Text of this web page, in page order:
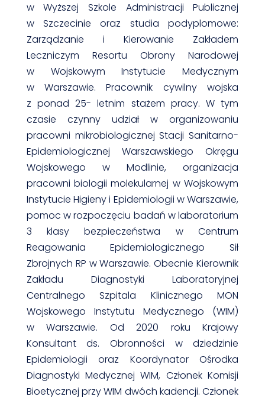
w Wyższej Szkole Administracji Publicznej
w Szczecinie oraz studia podyplomowe:
Zarządzanie i Kierowanie Zakładem
Leczniczym Resortu Obrony Narodowej
w Wojskowym Instytucie Medycznym
w Warszawie. Pracownik cywilny wojska
z ponad 25- letnim stażem pracy. W tym
czasie czynny udział w organizowaniu
pracowni mikrobiologicznej Stacji Sanitarno-
Epidemiologicznej Warszawskiego Okręgu
Wojskowego w Modlinie, organizacja
pracowni biologii molekularnej w Wojskowym
Instytucie Higieny i Epidemiologii w Warszawie,
pomoc w rozpoczęciu badań w laboratorium
3 klasy bezpieczeństwa w Centrum
Reagowania Epidemiologicznego Sił
Zbrojnych RP w Warszawie. Obecnie Kierownik
Zakładu Diagnostyki Laboratoryjnej
Centralnego Szpitala Klinicznego MON
Wojskowego Instytutu Medycznego (WIM)
w Warszawie. Od 2020 roku Krajowy
Konsultant ds. Obronności w dziedzinie
Epidemiologii oraz Koordynator Ośrodka
Diagnostyki Medycznej WIM, Członek Komisji
Bioetycznej przy WIM dwóch kadencji. Członek